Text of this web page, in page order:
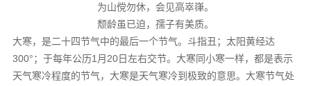
为山傥勿休，会见高崒嵂。
颓龄虽已迫，孺子有美质。
大寒，是二十四节气中的最后一个节气。斗指丑；太阳黄经达
300°；于每年公历1月20日左右交节。大寒同小寒一样，都是表示
天气寒冷程度的节气，大寒是天气寒冷到极致的意思。大寒节气处